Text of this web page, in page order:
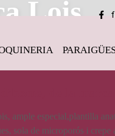
Lois
ample especial,plantilla
sola de microporós i crepe